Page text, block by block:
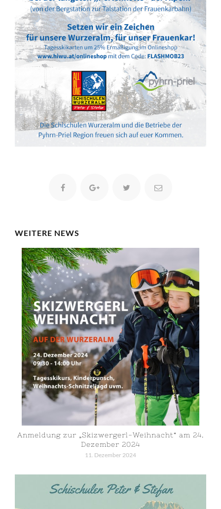
WEITERE NEWS
Anmeldung zur „Skizwergerl-Weihnacht“ am 24.
Dezember 2024
11. Dezember 2024